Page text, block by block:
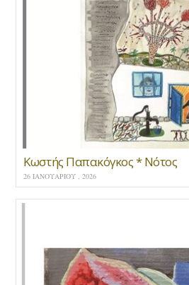
Κωστής Παπακόγκος * Νότος
26 ΙΑΝΟΥΑΡΊΟΥ , 2026